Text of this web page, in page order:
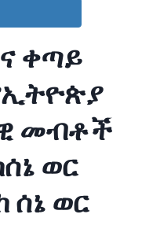
ቀጣይ
መብቶች
ወር
ሰኔ ወር